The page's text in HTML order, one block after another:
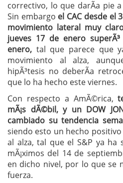
correctivo, lo que darÃ­a pie
Sin embargo el CAC desde el
movimiento lateral muy
jueves 17 de enero
enero, tal que parece que
movimiento al alza,
hipÃ³tesis no deberÃ­a
que lo ha hecho este viernes.
Con respecto a AmÃ©rica,
mÃ¡s dÃ©bil, y un DOW
cambiado su tendencia
siendo esto un hecho
al alza, tal que el S&P ya ha
mÃ¡ximos del 14 de
en dicho nivel, por lo que se
fuerza.